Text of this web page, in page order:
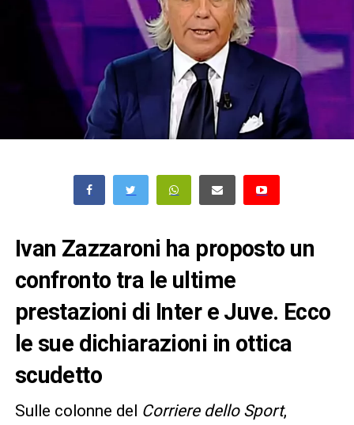
Ivan Zazzaroni ha proposto un
confronto tra le ultime
prestazioni di Inter e Juve. Ecco
le sue dichiarazioni in ottica
scudetto
Sulle colonne del Corriere dello Sport,